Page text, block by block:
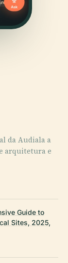
da Audiala a
arquitetura e
Guide to
Sites, 2025,